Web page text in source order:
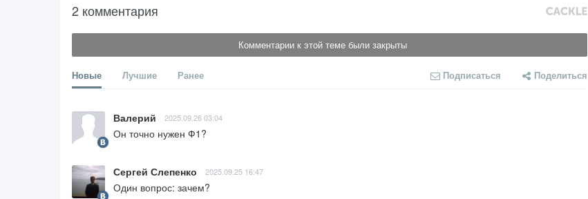
2 комментария
Комментарии к этой теме были закрыты
Новые Лучшие Ранее Подписаться Поделиться
Валерий 2025.09.26 03:04
Он точно нужен Ф1?
Сергей Слепенко 2025.09.25 16:47
Один вопрос: зачем?